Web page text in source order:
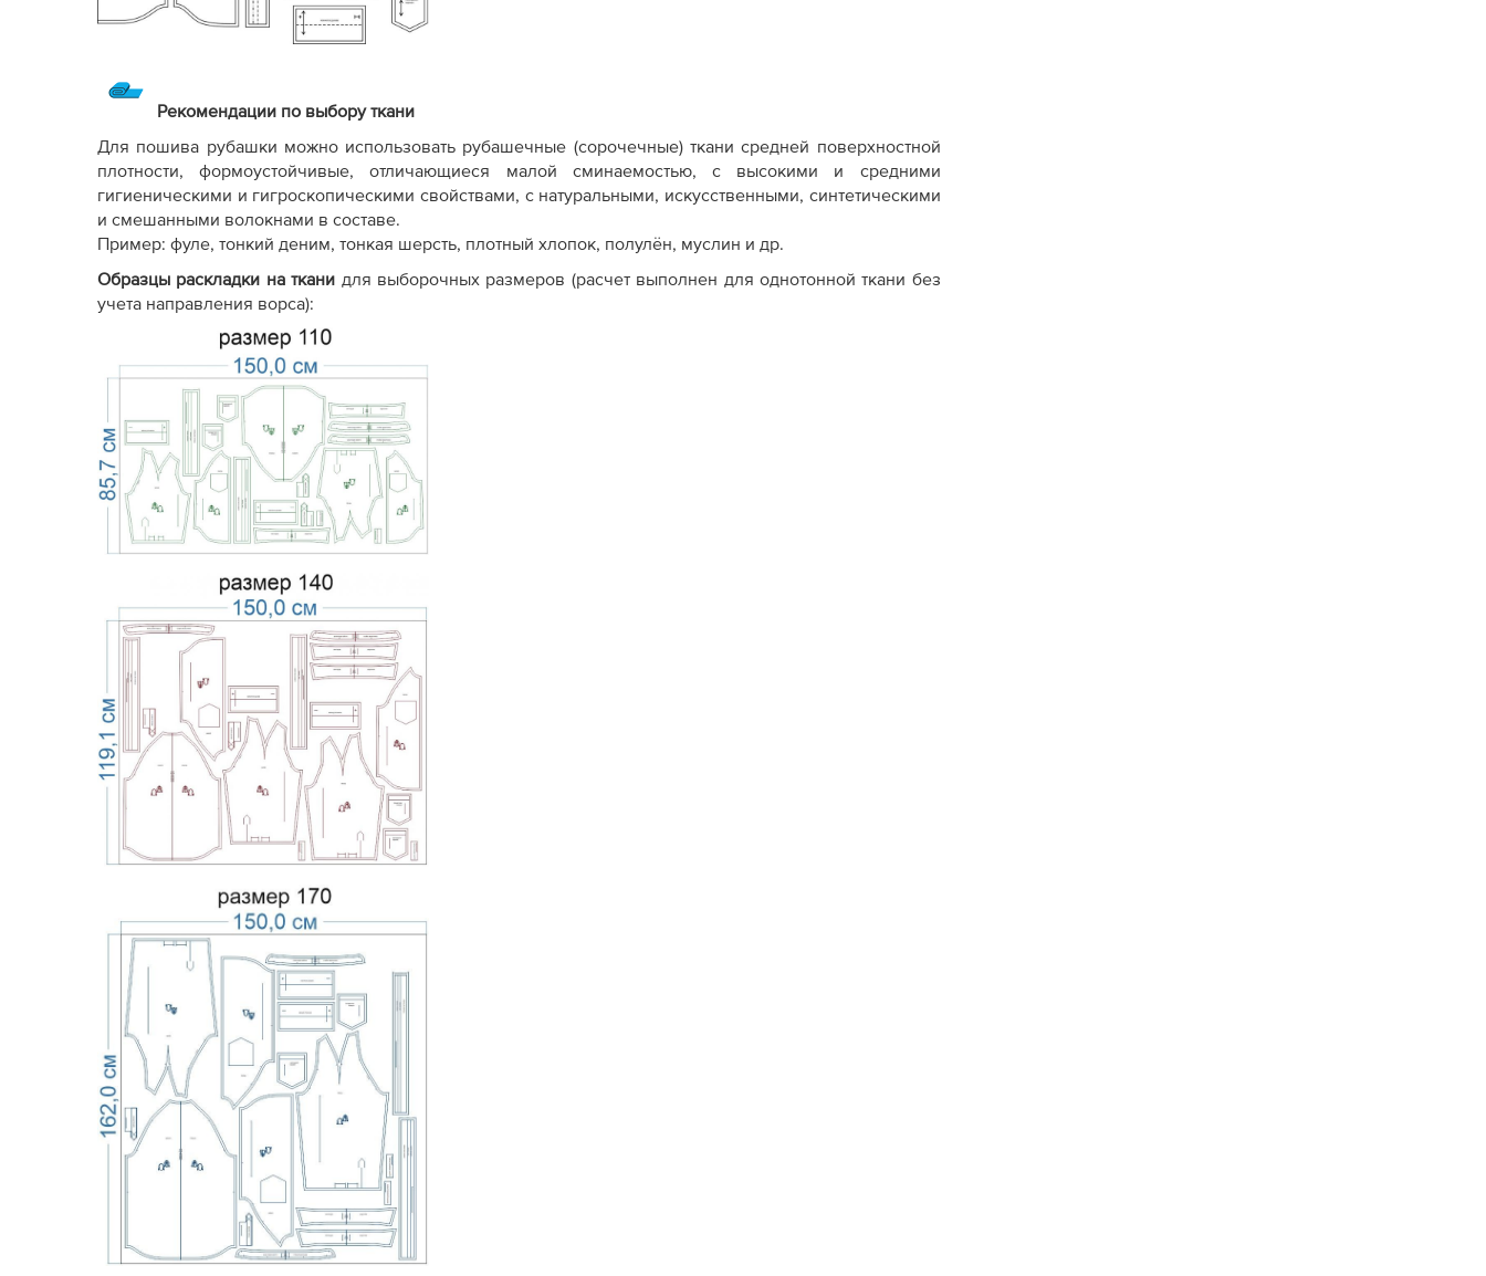
Рекомендации по выбору ткани
Для пошива рубашки можно использовать рубашечные (сорочечные) ткани средней поверхностной
плотности, формоустойчивые, отличающиеся малой сминаемостью, с высокими и средними
гигиеническими и гигроскопическими свойствами, с натуральными, искусственными, синтетическими
и смешанными волокнами в составе.
Пример: фуле, тонкий деним, тонкая шерсть, плотный хлопок, полулён, муслин и др.
Образцы раскладки на ткани для выборочных размеров (расчет выполнен для однотонной ткани без
учета направления ворса):